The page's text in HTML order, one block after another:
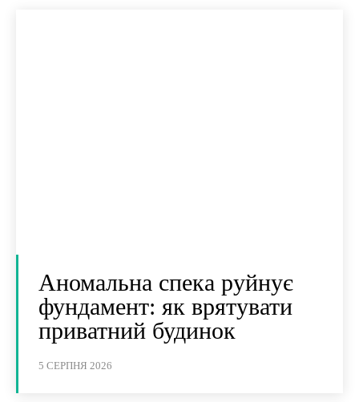
Аномальна спека руйнує
фундамент: як врятувати
приватний будинок
5 СЕРПНЯ 2026